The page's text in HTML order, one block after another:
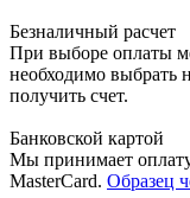
Безналичный расчет
При выборе оплаты
необходимо выбрать
получить счет.
Банковской картой
Мы принимает
MasterCard. Образец